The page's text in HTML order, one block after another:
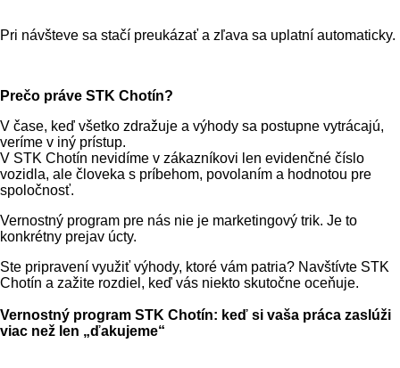
Pri návšteve sa stačí preukázať a zľava sa uplatní automaticky.
Prečo práve STK Chotín?
V čase, keď všetko zdražuje a výhody sa postupne vytrácajú,
veríme v iný prístup.
V STK Chotín nevidíme v zákazníkovi len evidenčné číslo
vozidla, ale človeka s príbehom, povolaním a hodnotou pre
spoločnosť.
Vernostný program pre nás nie je marketingový trik. Je to
konkrétny prejav úcty.
Ste pripravení využiť výhody, ktoré vám patria? Navštívte STK
Chotín a zažite rozdiel, keď vás niekto skutočne oceňuje.
Vernostný program STK Chotín: keď si vaša práca zaslúži
viac než len „ďakujeme“